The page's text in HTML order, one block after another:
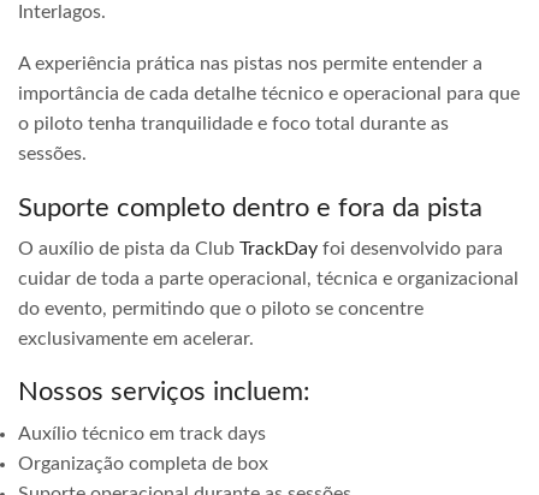
Interlagos.
A experiência prática nas pistas nos permite entender a
importância de cada detalhe técnico e operacional para que
o piloto tenha tranquilidade e foco total durante as
sessões.
Suporte completo dentro e fora da pista
O auxílio de pista da Club TrackDay foi desenvolvido para
cuidar de toda a parte operacional, técnica e organizacional
do evento, permitindo que o piloto se concentre
exclusivamente em acelerar.
Nossos serviços incluem:
Auxílio técnico em track days
Organização completa de box